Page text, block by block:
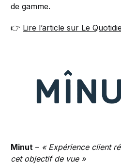
de gamme.
👉 Lire l’article sur Le
Minut – « Expérience client
cet objectif de vue »